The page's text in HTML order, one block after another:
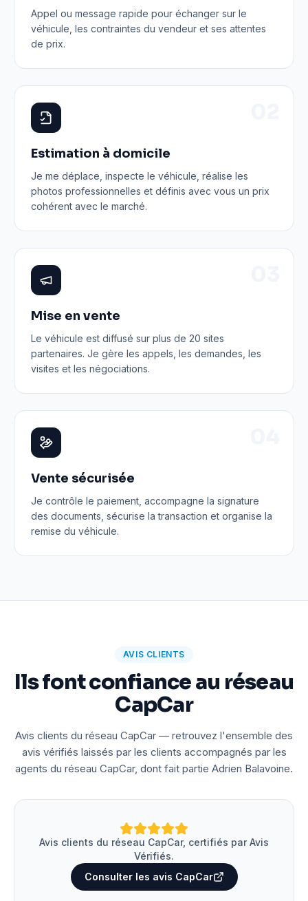
Appel ou message rapide pour échanger sur le
véhicule, les contraintes du vendeur et ses attentes
de prix.
Estimation à domicile
Je me déplace, inspecte le véhicule, réalise les
photos professionnelles et définis avec vous un prix
cohérent avec le marché.
Mise en vente
Le véhicule est diffusé sur plus de 20 sites
partenaires. Je gère les appels, les demandes, les
visites et les négociations.
Vente sécurisée
Je contrôle le paiement, accompagne la signature
des documents, sécurise la transaction et organise la
remise du véhicule.
AVIS CLIENTS
Ils font confiance au réseau
CapCar
Avis clients du réseau CapCar — retrouvez l'ensemble des
avis vérifiés laissés par les clients accompagnés par les
agents du réseau CapCar, dont fait partie Adrien Balavoine.
Avis clients du réseau CapCar, certifiés par Avis
Vérifiés.
Consulter les avis CapCar